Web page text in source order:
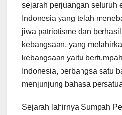
sejarah perjuangan seluruh
Indonesia yang telah
jiwa patriotisme dan
kebangsaan, yang
kebangsaan yaitu
Indonesia, berbangsa satu
menjunjung bahasa
Sejarah lahirnya Sumpah